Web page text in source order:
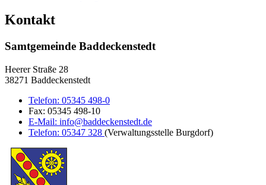
Kontakt
Samtgemeinde Baddeckenstedt
Heerer Straße 28
38271 Baddeckenstedt
Telefon: 05345 498-0
Fax: 05345 498-10
E-Mail: info@baddeckenstedt.de
Telefon: 05347 328 (Verwaltungsstelle Burgdorf)